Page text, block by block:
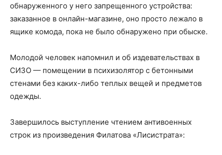
обнаруженного у него запрещенного устройства:
заказанное в онлайн-магазине, оно просто лежало в
ящике комода, пока не было обнаружено при обыске.
Молодой человек напомнил и об издевательствах в
СИЗО — помещении в психизолятор с бетонными
стенами без каких-либо теплых вещей и предметов
одежды.
Завершилось выступление чтением антивоенных
строк из произведения Филатова «Лисистрата»: